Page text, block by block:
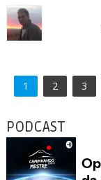
1 2 3
PODCAST